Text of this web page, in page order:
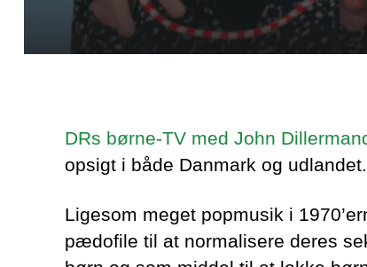
DRs børne-TV med John
opsigt i både Danmark og udlandet.
Ligesom meget popmusik i
pædofile til at normalisere deres